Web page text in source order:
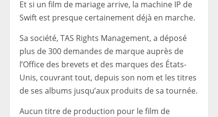
Et si un film de mariage arrive, la machine IP de
Swift est presque certainement déjà en marche.
Sa société, TAS Rights Management, a déposé
plus de 300 demandes de marque auprès de
l’Office des brevets et des marques des États-
Unis, couvrant tout, depuis son nom et les titres
de ses albums jusqu’aux produits de sa tournée.
Aucun titre de production pour le film de